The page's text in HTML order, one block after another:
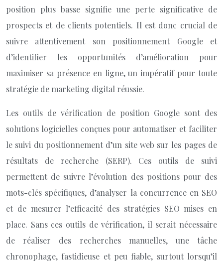
position plus basse signifie une perte significative de
prospects et de clients potentiels. Il est donc crucial de
suivre attentivement son positionnement Google et
d’identifier les opportunités d’amélioration pour
maximiser sa présence en ligne, un impératif pour toute
stratégie de marketing digital réussie.
Les outils de vérification de position Google sont des
solutions logicielles conçues pour automatiser et faciliter
le suivi du positionnement d’un site web sur les pages de
résultats de recherche (SERP). Ces outils de suivi
permettent de suivre l’évolution des positions pour des
mots-clés spécifiques, d’analyser la concurrence en SEO
et de mesurer l’efficacité des stratégies SEO mises en
place. Sans ces outils de vérification, il serait nécessaire
de réaliser des recherches manuelles, une tâche
chronophage, fastidieuse et peu fiable, surtout lorsqu’il